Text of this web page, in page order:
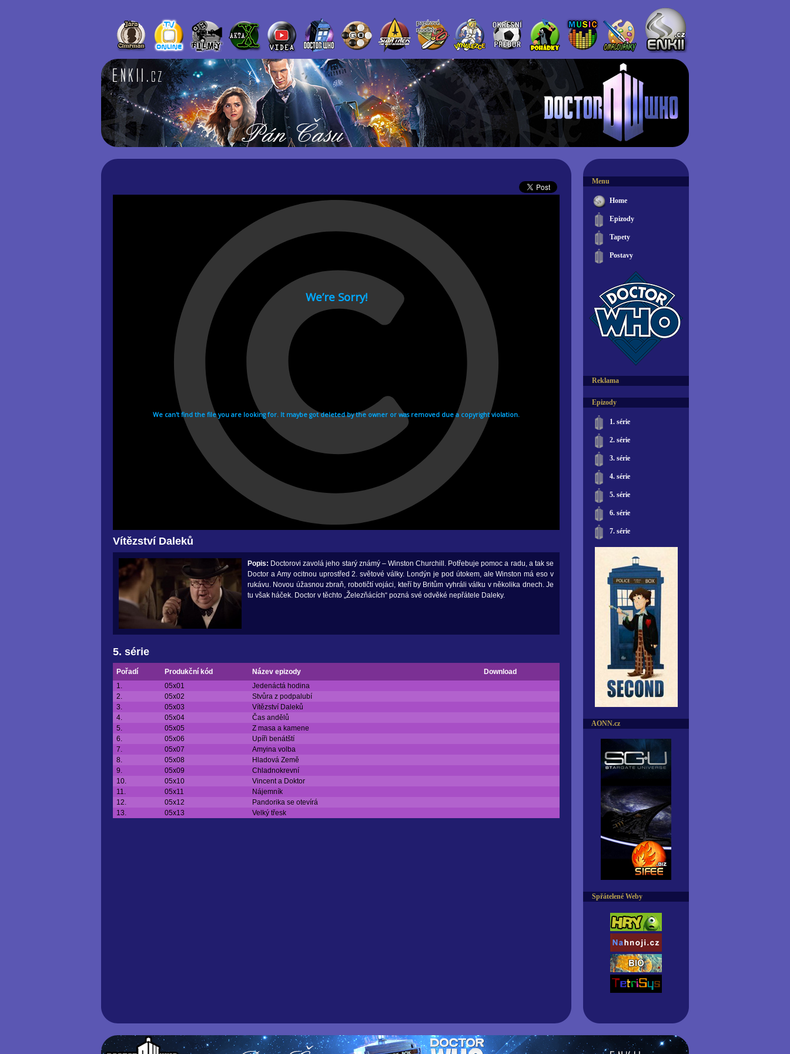
Vítězství Daleků
Popis: Doctorovi zavolá jeho starý známý – Winston Churchill. Potřebuje pomoc a radu, a tak se
Doctor a Amy ocitnou uprostřed 2. světové války. Londýn je pod útokem, ale Winston má eso v
rukávu. Novou úžasnou zbraň, robotičtí vojáci, kteří by Britům vyhráli válku v několika dnech. Je
tu však háček. Doctor v těchto „Železňácích“ pozná své odvěké nepřátele Daleky.
5. série
Pořadí Produkční kód Název epizody
Download
1.
05x01
Jedenáctá hodina
2.
05x02
Stvůra z podpalubí
3.
05x03
Vítězství Daleků
4.
05x04
Čas andělů
5.
05x05
Z masa a kamene
6.
05x06
Upíři benátští
7.
05x07
Amyina volba
8.
05x08
Hladová Země
9.
05x09
Chladnokrevní
10.
05x10
Vincent a Doktor
11.
05x11
Nájemník
12.
05x12
Pandorika se otevírá
13.
05x13 Velký třesk
Menu
Home
Epizody
Tapety
Postavy
Reklama
Epizody
1. série
2. série
3. série
4. série
5. série
6. série
7. série
AONN.cz
Spřátelené Weby